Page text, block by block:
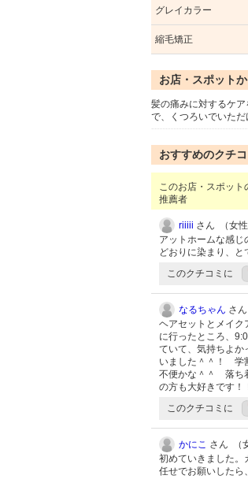
グレイカラー
縮毛矯正
お店・スポット
髪の痛みに対するケ
で、くつろいでいただ
おすすめのクチ
このお店・スポット
推薦者
riiiii さん （女性
アットホームな感
どおりに染まり、
このクチコミに
なるちゃん さ
ヘアセットとメイ
に行ったところ、
ていて、気持ちよ
いました＾＾！ 学
不便かな＾＾ 落ち
の方も大好きです
このクチコミに
かにこ さん （
初めていきました
任せでお願いした